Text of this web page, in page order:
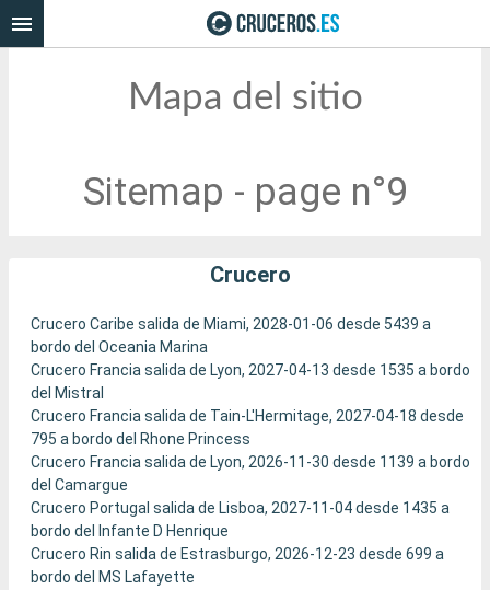
Mapa del sitio
Sitemap - page n°9
Crucero
Crucero Caribe salida de Miami, 2028-01-06 desde 5439 a
bordo del Oceania Marina
Crucero Francia salida de Lyon, 2027-04-13 desde 1535 a bordo
del Mistral
Crucero Francia salida de Tain-L'Hermitage, 2027-04-18 desde
795 a bordo del Rhone Princess
Crucero Francia salida de Lyon, 2026-11-30 desde 1139 a bordo
del Camargue
Crucero Portugal salida de Lisboa, 2027-11-04 desde 1435 a
bordo del Infante D Henrique
Crucero Rin salida de Estrasburgo, 2026-12-23 desde 699 a
bordo del MS Lafayette